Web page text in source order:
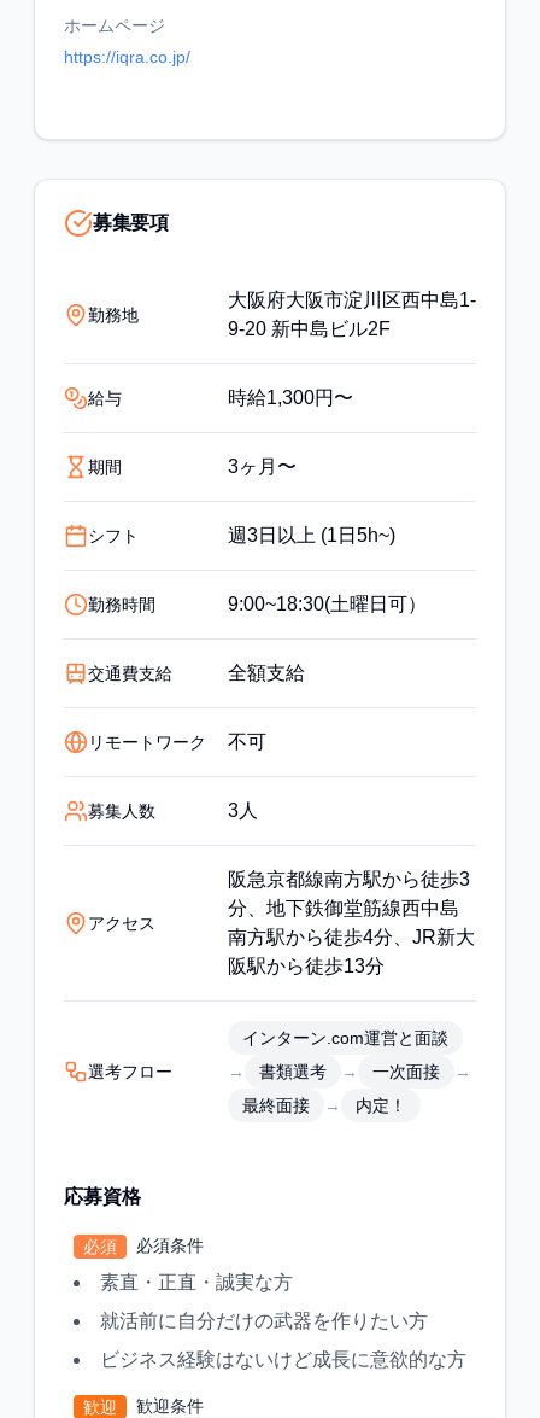
ホームページ
https://iqra.co.jp/
募集要項
勤務地
大阪府大阪市淀川区西中島1-
9-20 新中島ビル2F
給与 時給1,300円〜
期間 3ヶ月〜
シフト 週3日以上 (1日5h~)
勤務時間 9:00~18:30(土曜日可）
交通費支給 全額支給
リモートワーク 不可
募集人数 3人
アクセス
阪急京都線南方駅から徒歩3
分、地下鉄御堂筋線西中島
南方駅から徒歩4分、JR新大
阪駅から徒歩13分
選考フロー
インターン.com運営と面談
→
書類選考 → 一次面接
→
最終面接
→ 内定！
応募資格
必須 必須条件
素直・正直・誠実な方
就活前に自分だけの武器を作りたい方
ビジネス経験はないけど成長に意欲的な方
歓迎 歓迎条件